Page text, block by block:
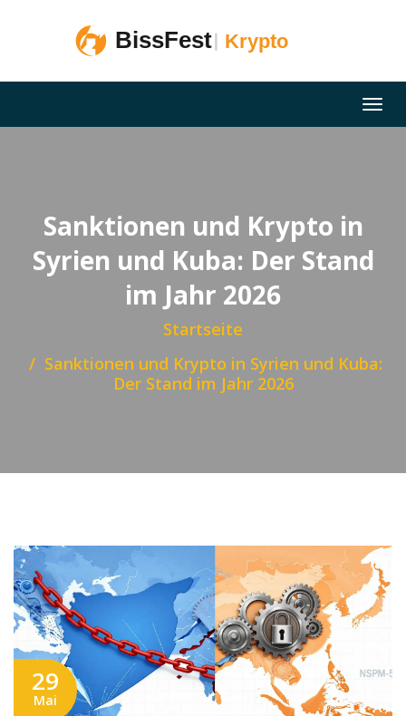
Sanktionen und Krypto in
Syrien und Kuba: Der Stand
im Jahr 2026
Startseite
Sanktionen und Krypto in Syrien und Kuba:
Der Stand im Jahr 2026
29
Mai